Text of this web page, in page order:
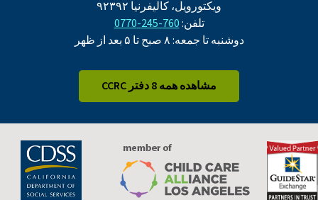
ویکتورویل، کالیفرنیا ۹۲۳۹۲
تلفن:760-245-0770
دوشنبه تا جمعه: ۸ صبح تا ۵ بعد از ظهر
مشاهده همه 8 دفتر CCRC